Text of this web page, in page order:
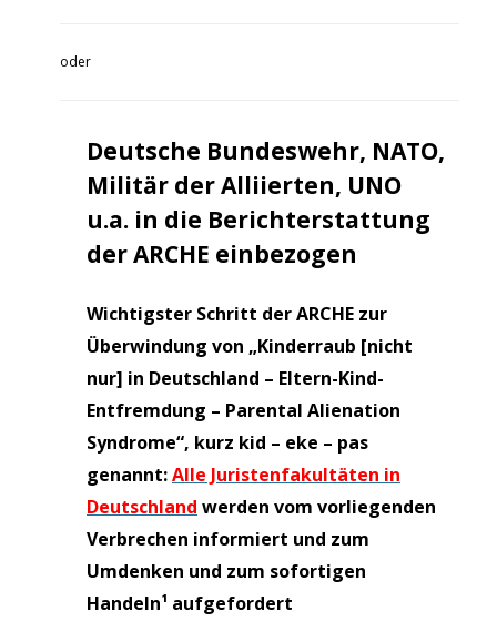
oder
Deutsche Bundeswehr, NATO,
Militär der Alliierten, UNO
u.a. in die Berichterstattung
der ARCHE einbezogen
Wichtigster Schritt der ARCHE zur
Überwindung von „Kinderraub [nicht
nur] in Deutschland – Eltern-Kind-
Entfremdung – Parental Alienation
Syndrome“, kurz kid – eke – pas
genannt:Alle Juristenfakultäten in
Deutschland werden vom vorliegenden
Verbrechen informiert und zum
Umdenken und zum sofortigen
Handeln¹ aufgefordert